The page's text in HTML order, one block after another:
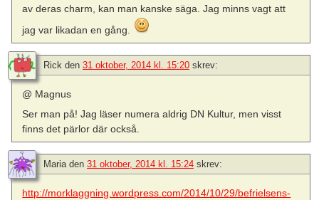
av deras charm, kan man kanske säga. Jag minns vagt att
jag var likadan en gång.
Rick den 31 oktober, 2014 kl. 15:20 skrev:
@ Magnus
Ser man på! Jag läser numera aldrig DN Kultur, men visst
finns det pärlor där också.
Mariaden 31 oktober, 2014 kl. 15:24 skrev:
http://morklaggning.wordpress.com/2014/10/29/befrielsens-